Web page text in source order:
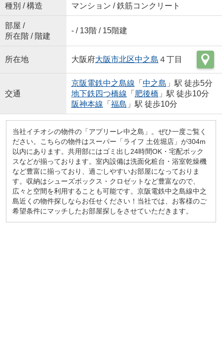
種別 / 構造 マンション / 鉄筋コンクリート
部屋 /
所在階 / 階建
- / 13階 / 15階建
所在地 大阪府大阪市北区中之島 ４丁目
交通
京阪電鉄中之島線 「 中之島 」駅 徒歩5分
地下鉄四つ橋線 「 肥後橋 」駅 徒歩10分
阪神本線 「 福島 」駅 徒歩10分
当社イチオシの物件の「アプリーレ中之島」。ぜひ一度ご覧く
ださい。こちらの物件はスーパー「ライフ 土佐堀店」が304m
以内にあります。共用部にはゴミ出し24時間OK・宅配ボック
スなどが揃っております。室内設備は洗面化粧台・浴室乾燥機
など豊富に揃っており、過ごしやすいお部屋になっておりま
す。収納はシューズボックス・クロゼットなど豊富なので、
広々と空間を利用することも可能です。京阪電鉄中之島線中之
島近くの物件探しならお任せください！当社では、お客様のご
希望条件にマッチしたお部屋探しをさせていただきます。